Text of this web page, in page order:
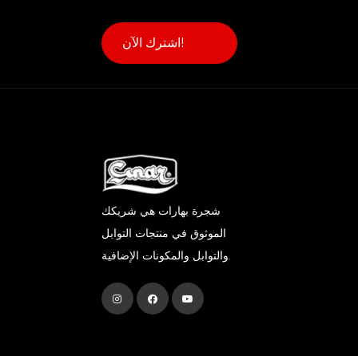
اشترك الآن!
شجرة بهارات هي شريكك
الموثوق في منتجات التوابل
والتوابل والمكونات الإضافية.